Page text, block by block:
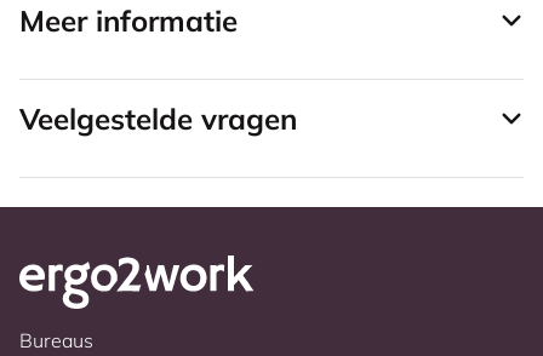
Meer informatie
Veelgestelde vragen
Bureaus